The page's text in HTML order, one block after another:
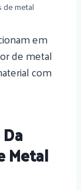
de metal
em
de metal
com
Metal